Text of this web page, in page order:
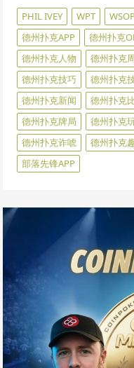
PHIL IVEY WPT
德州扑克APP
德州扑克
德州扑克人物
德州扑克
德州扑克技巧
德州扑克
德州扑克新闻
德州扑克
德州扑克牌局
德州扑克
德州扑克诈唬
德州扑克
部落先锋APP